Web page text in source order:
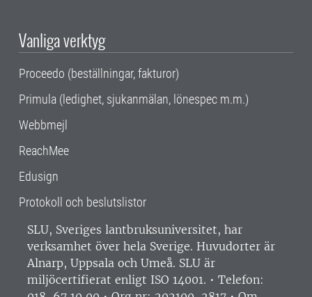
Vanliga verktyg
Proceedo (beställningar, fakturor)
Primula (ledighet, sjukanmälan, lönespec m.m.)
Webbmejl
ReachMee
Edusign
Protokoll och beslutslistor
SLU, Sveriges lantbruksuniversitet, har
verksamhet över hela Sverige. Huvudorter är
Alnarp, Uppsala och Umeå. SLU är
miljöcertifierat enligt ISO 14001. • Telefon: